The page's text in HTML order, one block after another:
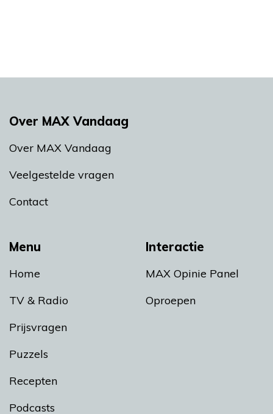
Menu
Home
TV & Radio
Prijsvragen
Puzzels
Recepten
Podcasts
Interactie
MAX Opinie Panel
Oproepen
Over MAX Vandaag
Over MAX Vandaag
Veelgestelde vragen
Contact